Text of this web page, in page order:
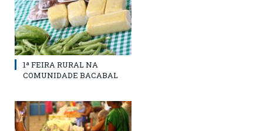
1ª FEIRA RURAL NA
COMUNIDADE BACABAL